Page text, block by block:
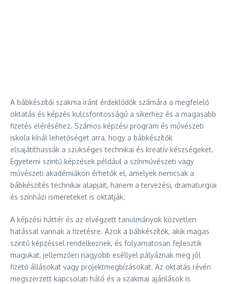
A bábkészítői szakma iránt érdeklődők számára a megfelelő
oktatás és képzés kulcsfontosságú a sikerhez és a magasabb
fizetés eléréséhez. Számos képzési program és művészeti
iskola kínál lehetőséget arra, hogy a bábkészítők
elsajátíthassák a szükséges technikai és kreatív készségeket.
Egyetemi szintű képzések például a színművészeti vagy
művészeti akadémiákon érhetők el, amelyek nemcsak a
bábkészítés technikai alapjait, hanem a tervezési, dramaturgiai
és színházi ismereteket is oktatják.
A képzési háttér és az elvégzett tanulmányok közvetlen
hatással vannak a fizetésre. Azok a bábkészítők, akik magas
szintű képzéssel rendelkeznek, és folyamatosan fejlesztik
magukat, jellemzően nagyobb eséllyel pályáznak meg jól
fizető állásokat vagy projektmegbízásokat. Az oktatás révén
megszerzett kapcsolati háló és a szakmai ajánlások is